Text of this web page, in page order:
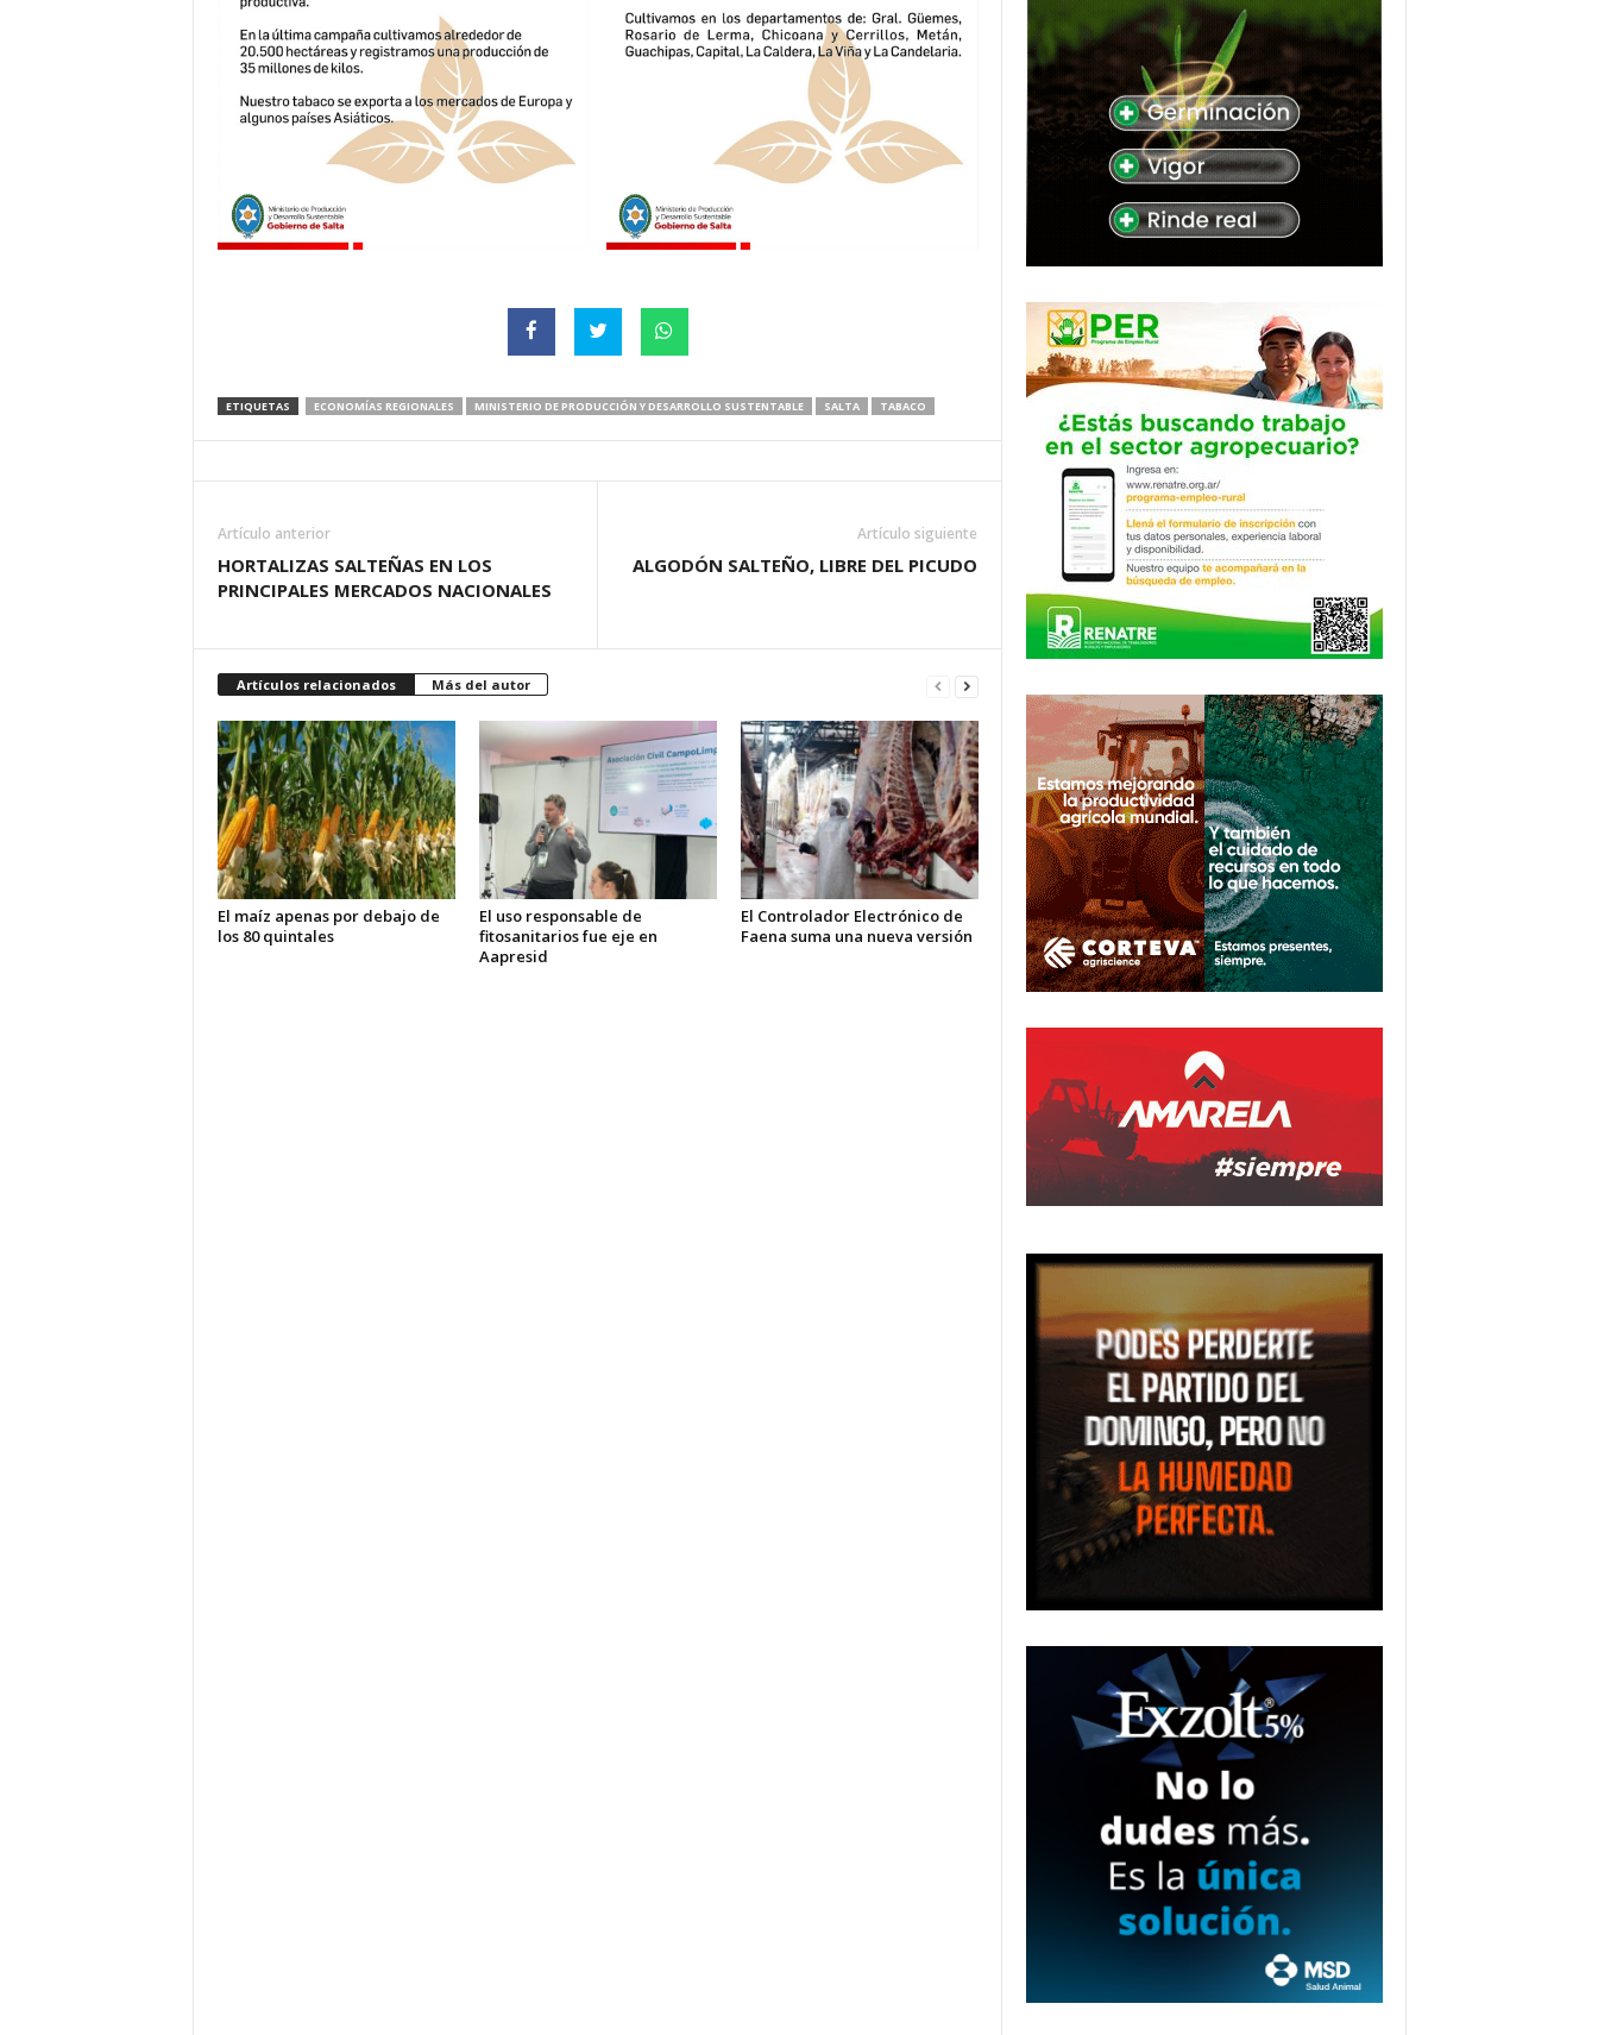
ETIQUETAS ECONOMÍAS REGIONALES MINISTERIO DE PRODUCCIÓN Y DESARROLLO SUSTENTABLE SALTA TABACO
Artículo anterior
HORTALIZAS SALTEÑAS EN LOS
PRINCIPALES MERCADOS NACIONALES
Artículo siguiente
ALGODÓN SALTEÑO, LIBRE DEL PICUDO
Artículos relacionados Más del autor
El maíz apenas por debajo de
los 80 quintales
El uso responsable de
fitosanitarios fue eje en
Aapresid
El Controlador Electrónico de
Faena suma una nueva versión